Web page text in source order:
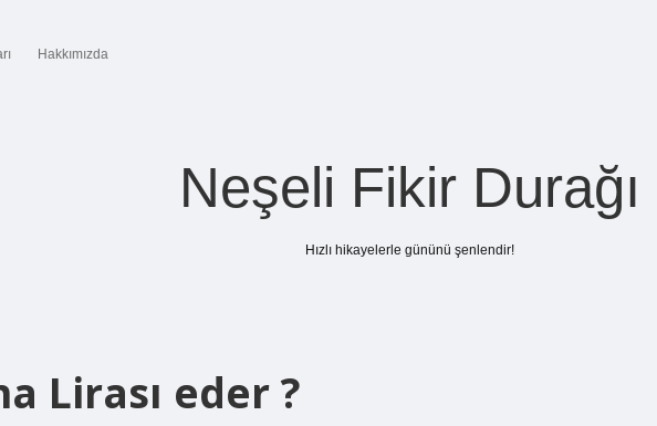
Hakkımızda
Neşeli Fikir Durağı
Hızlı hikayelerle gününü şenlendir!
Lirası eder ?